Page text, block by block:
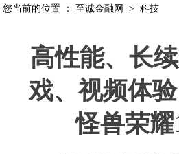
您当前的位置 ： 至诚金融网 >科技
高性能、长
戏、视频体
怪兽荣耀